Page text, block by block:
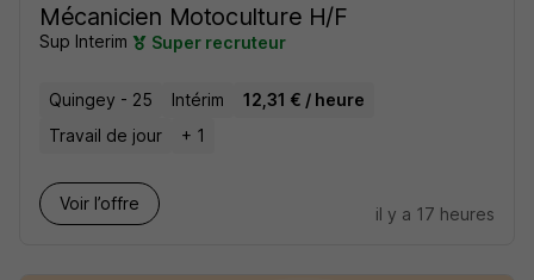
Mécanicien Motoculture H/F
Sup Interim Super recruteur
Quingey - 25 Intérim
12,31 € / heure
Travail de jour
+ 1
Voir l’offre
il y a 17 heures